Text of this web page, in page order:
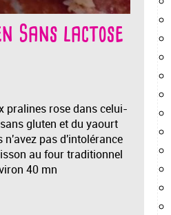
Sans lactose
pralines rose dans celui-
gluten et du yaourt
n'avez pas d'intolérance
au four traditionnel
40 mn